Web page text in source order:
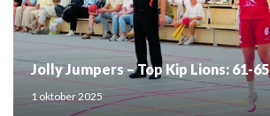
Jolly Jumpers – Top Kip Lions: 61-65
1 oktober 2025